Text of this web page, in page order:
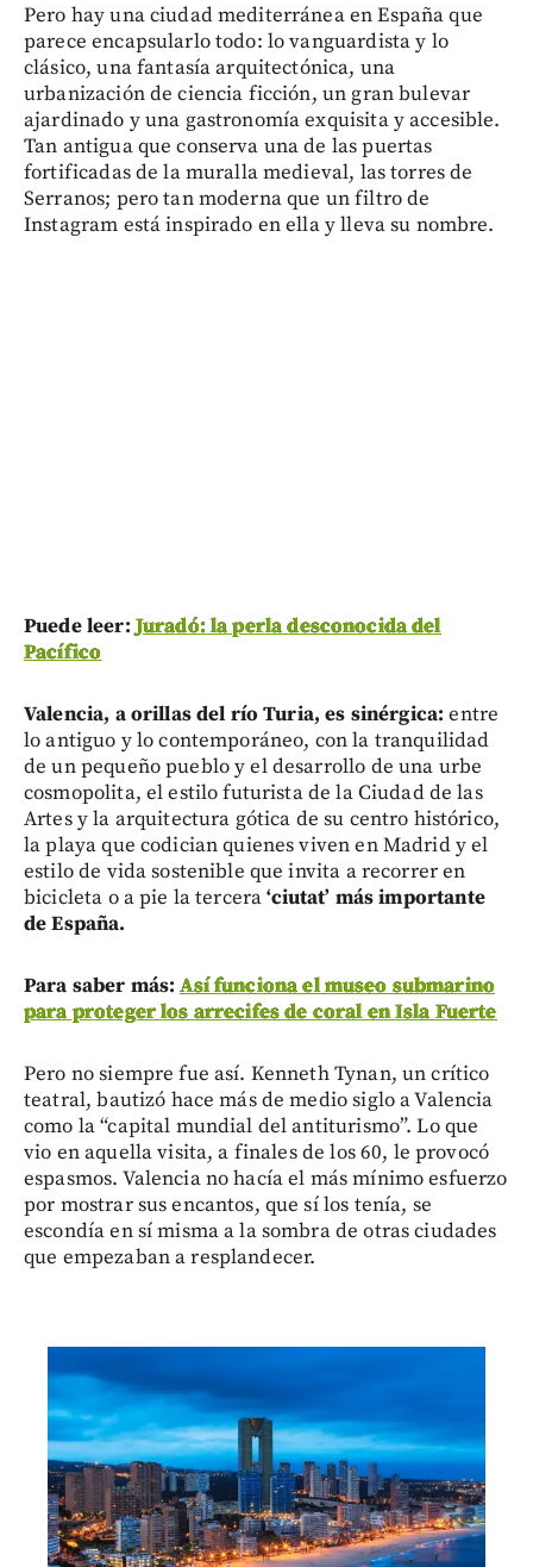
Pero hay una ciudad mediterránea en España que
parece encapsularlo todo: lo vanguardista y lo
clásico, una fantasía arquitectónica, una
urbanización de ciencia ficción, un gran bulevar
ajardinado y una gastronomía exquisita y accesible.
Tan antigua que conserva una de las puertas
fortificadas de la muralla medieval, las torres de
Serranos; pero tan moderna que un filtro de
Instagram está inspirado en ella y lleva su nombre.
Puede leer:Juradó: la perla desconocida del
Pacífico
Valencia, a orillas del río Turia, es sinérgica: entre
lo antiguo y lo contemporáneo, con la tranquilidad
de un pequeño pueblo y el desarrollo de una urbe
cosmopolita, el estilo futurista de la Ciudad de las
Artes y la arquitectura gótica de su centro histórico,
la playa que codician quienes viven en Madrid y el
estilo de vida sostenible que invita a recorrer en
bicicleta o a pie la tercera‘ciutat’ más importante
de España.
Para saber más:Así funciona el museo submarino
para proteger los arrecifes de coral en Isla Fuerte
Pero no siempre fue así. Kenneth Tynan, un crítico
teatral, bautizó hace más de medio siglo a Valencia
como la “capital mundial del antiturismo”. Lo que
vio en aquella visita, a finales de los 60, le provocó
espasmos. Valencia no hacía el más mínimo esfuerzo
por mostrar sus encantos, que sí los tenía, se
escondía en sí misma a la sombra de otras ciudades
que empezaban a resplandecer.